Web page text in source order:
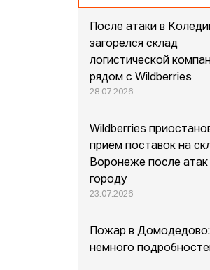
После атаки в
загорелся склад
логистической
рядом с Wildberries
28.07.2026
Wildberries
прием поставок на
Воронеже после атак
городу
23.07.2026
Пожар в Домодедово:
немного